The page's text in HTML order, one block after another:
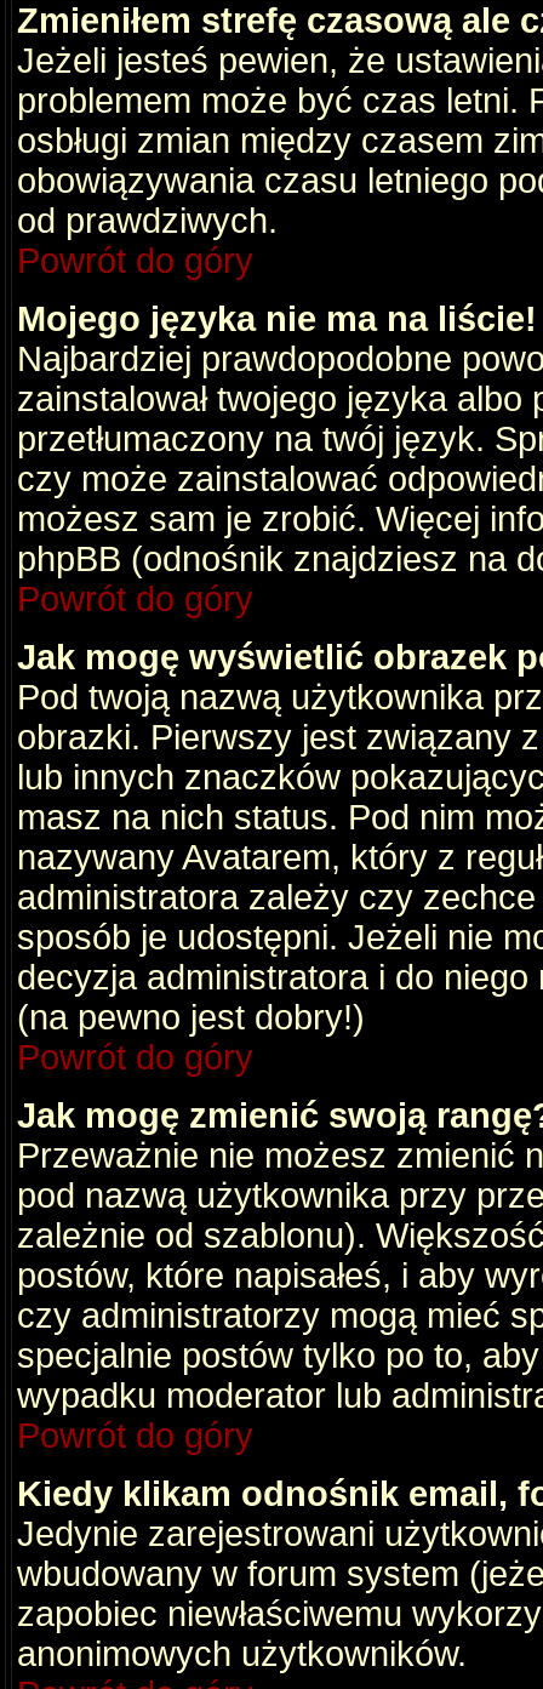
Zmieniłem strefę czasową ale
Jeżeli jesteś pewien, że
problemem może być czas letni.
osbługi zmian między czasem
obowiązywania czasu letniego
od prawdziwych.
Powrót do góry
Mojego języka nie ma na liście!
Najbardziej prawdopodobne
zainstalował twojego języka albo
przetłumaczony na twój język.
czy może zainstalować
możesz sam je zrobić. Więcej
phpBB (odnośnik znajdziesz na
Powrót do góry
Jak mogę wyświetlić obrazek
Pod twoją nazwą użytkownika
obrazki. Pierwszy jest związany
lub innych znaczków
masz na nich status. Pod nim
nazywany Avatarem, który z
administratora zależy czy
sposób je udostępni. Jeżeli nie
decyzja administratora i do
(na pewno jest dobry!)
Powrót do góry
Jak mogę zmienić swoją
Przeważnie nie możesz zmienić
pod nazwą użytkownika przy
zależnie od szablonu).
postów, które napisałeś, i aby
czy administratorzy mogą mieć
specjalnie postów tylko po to,
wypadku moderator lub
Powrót do góry
Kiedy klikam odnośnik email,
Jedynie zarejestrowani
wbudowany w forum system
zapobiec niewłaściwemu
anonimowych użytkowników.